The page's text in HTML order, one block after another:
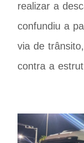
realizar a
confundiu a
via de
contra a